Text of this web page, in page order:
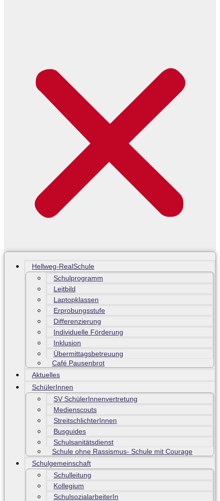
Hellweg-RealSchule
Schulprogramm
Leitbild
Laptopklassen
Erprobungsstufe
Differenzierung
Individuelle Förderung
Inklusion
Übermittagsbetreuung
Café Pausenbrot
Aktuelles
SchülerInnen
SV SchülerInnenvertretung
Medienscouts
StreitschlichterInnen
Busguides
Schulsanitätsdienst
Schule ohne Rassismus- Schule mit Courage
Schulgemeinschaft
Schulleitung
Kollegium
SchulsozialarbeiterIn